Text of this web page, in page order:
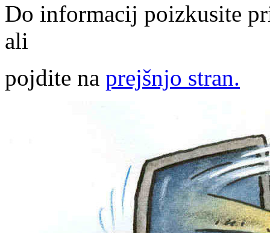
Do informacij poizkusite
ali
pojdite na prejšnjo stran.